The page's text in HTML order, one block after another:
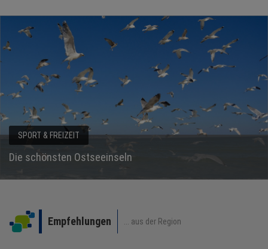
NEWS
TERMINE
ANGEBOTE
JOBS
MEDIEN
KONTAKT
EVENTS & MESSEN
Messekalender
Empfehlungen ... aus der Region